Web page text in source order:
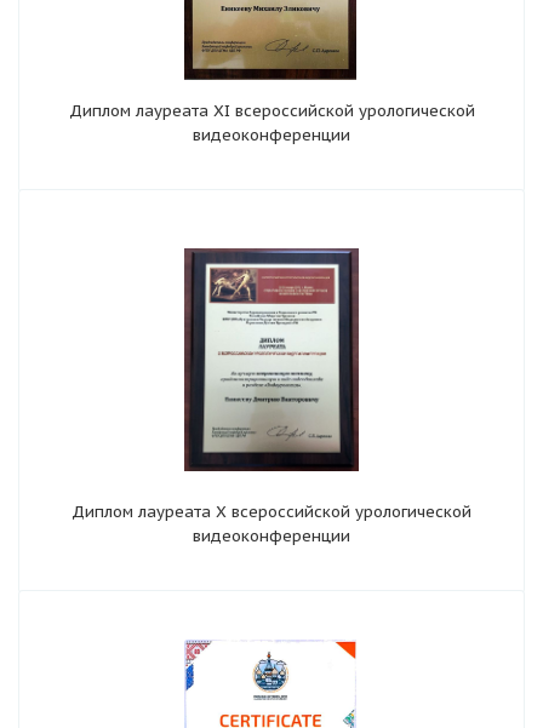
Диплом лауреата XI всероссийской урологической
видеоконференции
Диплом лауреата X всероссийской урологической
видеоконференции